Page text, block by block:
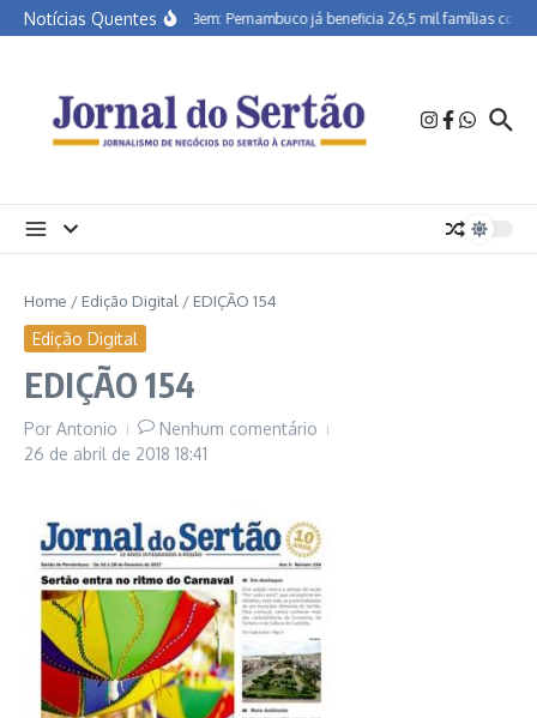
Ir para o conteúdo
Notícias QuentesMorar Bem: Pernambuco já beneficia 26,5 mil famílias com
Home / Edição Digital / EDIÇÃO 154
Edição Digital
EDIÇÃO 154
Por Antonio
Nenhum comentário
26 de abril de 2018 18:41